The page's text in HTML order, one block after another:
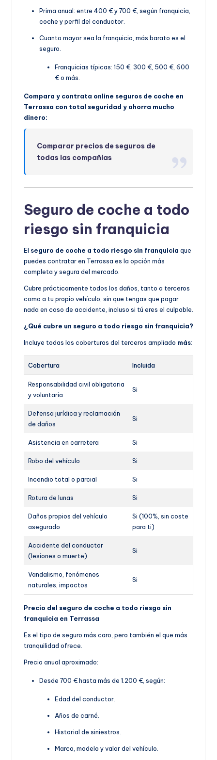
Prima anual: entre 400 € y 700 €, según franquicia,
coche y perfil del conductor.
Cuanto mayor sea la franquicia, más barato es el
seguro.
Franquicias típicas: 150 €, 300 €, 500 €, 600
€ o más.
Compara y contrata online seguros de coche en
Terrassa con total seguridad y ahorra mucho
dinero:
Comparar precios de seguros de
todas las compañías
Seguro de coche a todo
riesgo sin franquicia
El seguro de coche a todo riesgo sin franquicia que
puedes contratar en Terrassa es la opción más
completa y segura del mercado.
Cubre prácticamente todos los daños, tanto a terceros
como a tu propio vehículo, sin que tengas que pagar
nada en caso de accidente, incluso si tú eres el culpable.
¿Qué cubre un seguro a todo riesgo sin franquicia?
Incluye todas las coberturas del terceros ampliado más:
Cobertura Incluida
Responsabilidad civil obligatoria
y voluntaria
Si
Defensa jurídica y reclamación
de daños
Si
Asistencia en carretera Si
Robo del vehículo Si
Incendio total o parcial Si
Rotura de lunas Si
Daños propios del vehículo
asegurado
Si (100%, sin coste
para ti)
Accidente del conductor
(lesiones o muerte)
Si
Vandalismo, fenómenos
naturales, impactos
Si
Precio del seguro de coche a todo riesgo sin
franquicia en Terrassa
Es el tipo de seguro más caro, pero también el que más
tranquilidad ofrece.
Precio anual aproximado:
Desde 700 € hasta más de 1.200 €, según:
Edad del conductor.
Años de carné.
Historial de siniestros.
Marca, modelo y valor del vehículo.